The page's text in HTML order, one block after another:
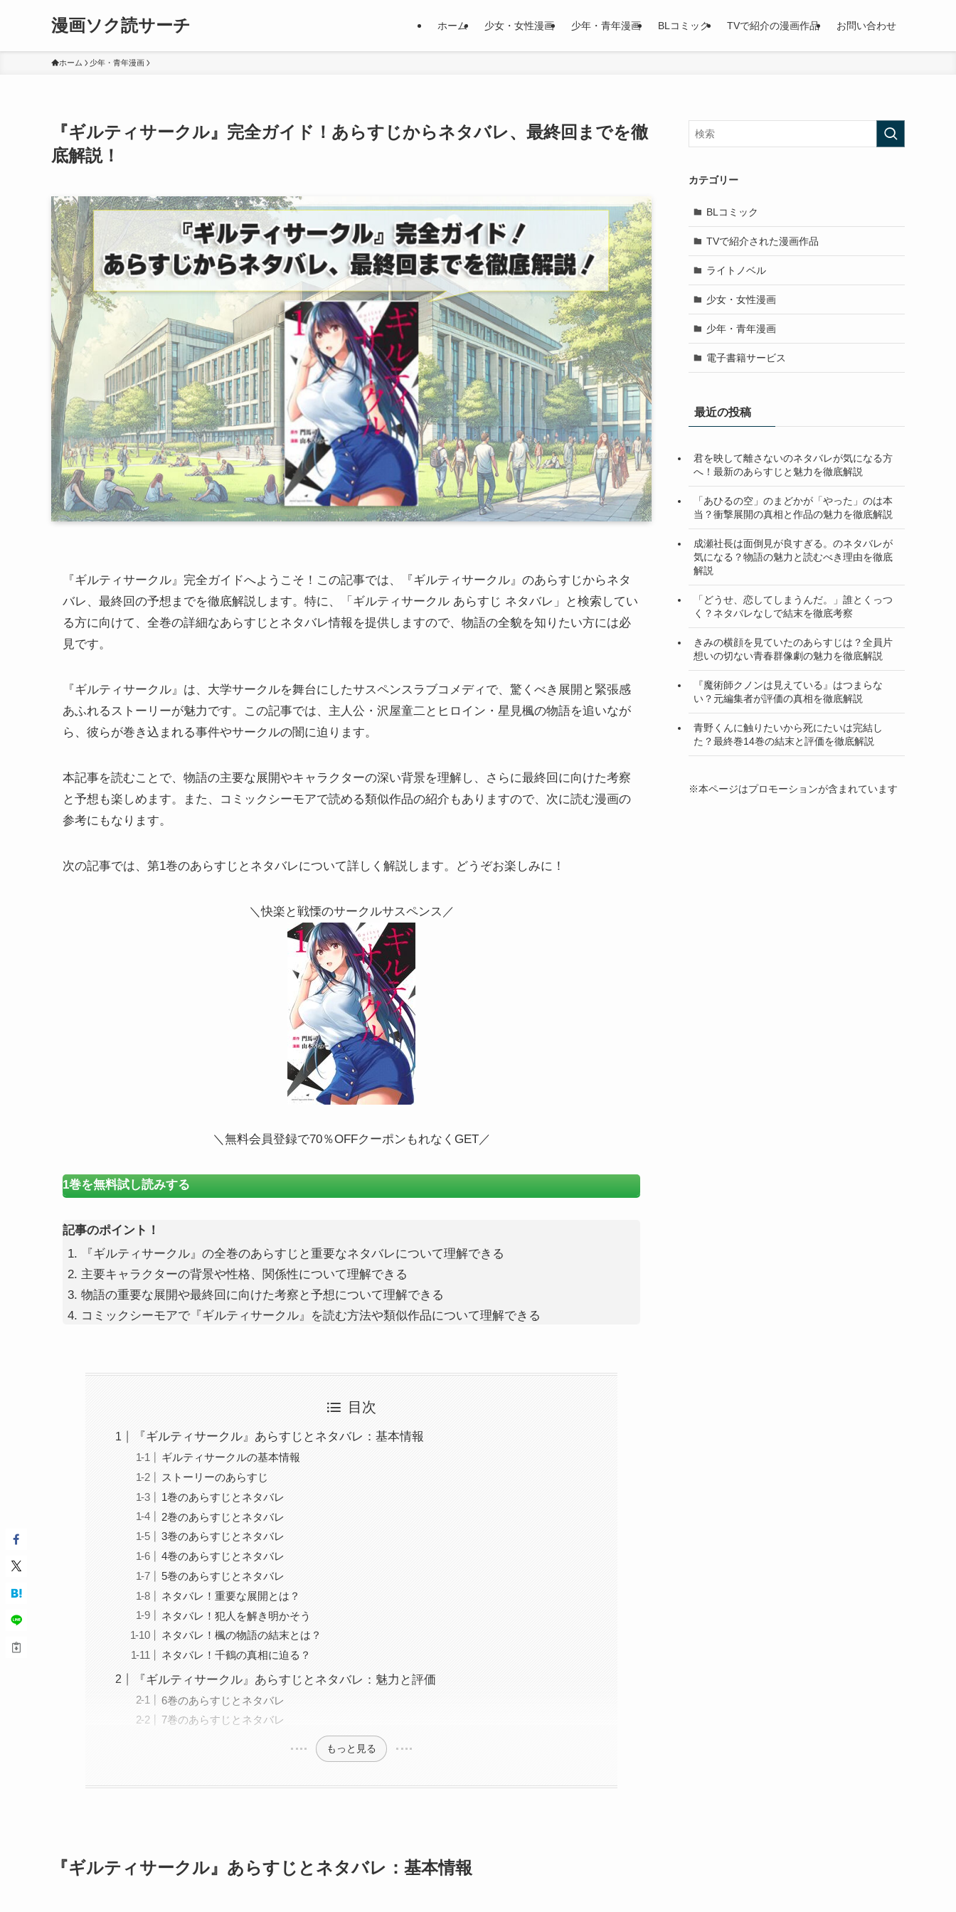
漫画ソク読サーチ ホーム 少女・女性漫画 少年・青年漫画 BLコミック TVで紹介の漫画作品 お問い合わせ
ホーム 少年・青年漫画
『ギルティサークル』完全ガイド！あらすじからネタバレ、最終回までを徹
底解説！
『ギルティサークル』完全ガイドへようこそ！この記事では、『ギルティサークル』のあらすじからネタ
バレ、最終回の予想までを徹底解説します。特に、「ギルティサークル あらすじ ネタバレ」と検索してい
る方に向けて、全巻の詳細なあらすじとネタバレ情報を提供しますので、物語の全貌を知りたい方には必
見です。
『ギルティサークル』は、大学サークルを舞台にしたサスペンスラブコメディで、驚くべき展開と緊張感
あふれるストーリーが魅力です。この記事では、主人公・沢屋童二とヒロイン・星見楓の物語を追いなが
ら、彼らが巻き込まれる事件やサークルの闇に迫ります。
本記事を読むことで、物語の主要な展開やキャラクターの深い背景を理解し、さらに最終回に向けた考察
と予想も楽しめます。また、コミックシーモアで読める類似作品の紹介もありますので、次に読む漫画の
参考にもなります。
次の記事では、第1巻のあらすじとネタバレについて詳しく解説します。どうぞお楽しみに！
＼快楽と戦慄のサークルサスペンス／
＼無料会員登録で70％OFFクーポンもれなくGET／
1巻を無料試し読みする
記事のポイント！
『ギルティサークル』の全巻のあらすじと重要なネタバレについて理解できる
主要キャラクターの背景や性格、関係性について理解できる
物語の重要な展開や最終回に向けた考察と予想について理解できる
コミックシーモアで『ギルティサークル』を読む方法や類似作品について理解できる
目次
『ギルティサークル』あらすじとネタバレ：基本情報
ギルティサークルの基本情報
ストーリーのあらすじ
1巻のあらすじとネタバレ
2巻のあらすじとネタバレ
3巻のあらすじとネタバレ
4巻のあらすじとネタバレ
5巻のあらすじとネタバレ
ネタバレ！重要な展開とは？
ネタバレ！犯人を解き明かそう
ネタバレ！楓の物語の結末とは？
ネタバレ！千鶴の真相に迫る？
『ギルティサークル』あらすじとネタバレ：魅力と評価
6巻のあらすじとネタバレ
7巻のあらすじとネタバレ
もっと見る
『ギルティサークル』あらすじとネタバレ：基本情報
カテゴリー
BLコミック
TVで紹介された漫画作品
ライトノベル
少女・女性漫画
少年・青年漫画
電子書籍サービス
最近の投稿
君を映して離さないのネタバレが気になる方
へ！最新のあらすじと魅力を徹底解説
「あひるの空」のまどかが「やった」のは本
当？衝撃展開の真相と作品の魅力を徹底解説
成瀬社長は面倒見が良すぎる。のネタバレが
気になる？物語の魅力と読むべき理由を徹底
解説
「どうせ、恋してしまうんだ。」誰とくっつ
く？ネタバレなしで結末を徹底考察
きみの横顔を見ていたのあらすじは？全員片
想いの切ない青春群像劇の魅力を徹底解説
『魔術師クノンは見えている』はつまらな
い？元編集者が評価の真相を徹底解説
青野くんに触りたいから死にたいは完結し
た？最終巻14巻の結末と評価を徹底解説
※本ページはプロモーションが含まれています